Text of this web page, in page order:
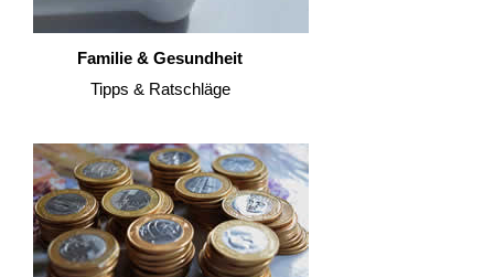
Familie & Gesundheit
Tipps & Ratschläge